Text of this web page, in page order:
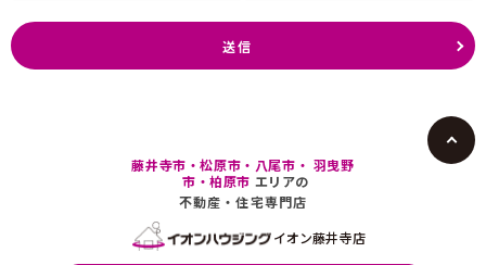
(1) お客さま情報に適用される個人情報の保護に関する法律その他の関
係法令を遵守し、適切に取り扱います。また、適宜取扱いの改善に努め
(3) お客さま情報の収集に際しては、利用目的を特定して通知または公
表し、その利用目的にしたがってお客さま情報を取り扱います。
(4) お客さま情報の漏洩、紛失、改ざん等を防止するために必要な 対策
を講じて適切な管理を行います。
(5) 保有するお客さま情報について、お客さま本人からの開示、訂正、
削除、利用停止の依頼を所定の窓口でお受けして、誠意をもって対応い
送信
藤井寺市・松原市・八尾市・ 羽曳野
市・柏原市 エリアの
不動産・住宅専門店
イオン藤井寺店